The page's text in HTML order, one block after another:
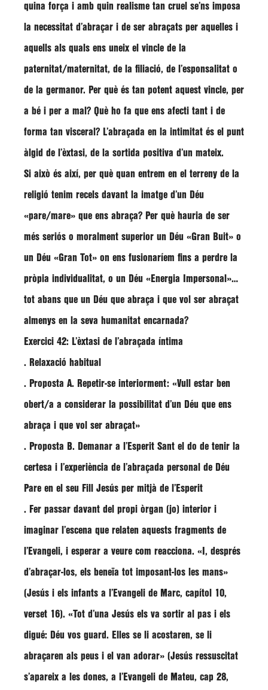
quina força i amb quin realisme tan cruel se’ns imposa
la necessitat d’abraçar i de ser abraçats per aquelles i
aquells als quals ens uneix el vincle de la
paternitat/maternitat, de la filiació, de l’esponsalitat o
de la germanor. Per què és tan potent aquest vincle, per
a bé i per a mal? Què ho fa que ens afecti tant i de
forma tan visceral? L’abraçada en la intimitat és el punt
àlgid de l’èxtasi, de la sortida positiva d’un mateix.
Si això és així, per què quan entrem en el terreny de la
religió tenim recels davant la imatge d’un Déu
«pare/mare» que ens abraça? Per què hauria de ser
més seriós o moralment superior un Déu «Gran Buit» o
un Déu «Gran Tot» on ens fusionaríem fins a perdre la
pròpia individualitat, o un Déu «Energia Impersonal»…
tot abans que un Déu que abraça i que vol ser abraçat
almenys en la seva humanitat encarnada?
Exercici 42: L’èxtasi de l’abraçada íntima
. Relaxació habitual
. Proposta A. Repetir-se interiorment: «Vull estar ben
obert/a a considerar la possibilitat d’un Déu que ens
abraça i que vol ser abraçat»
. Proposta B. Demanar a l’Esperit Sant el do de tenir la
certesa i l’experiència de l’abraçada personal de Déu
Pare en el seu Fill Jesús per mitjà de l’Esperit
. Fer passar davant del propi òrgan (jo) interior i
imaginar l’escena que relaten aquests fragments de
l’Evangeli, i esperar a veure com reacciona. «I, després
d’abraçar-los, els beneïa tot imposant-los les mans»
(Jesús i els infants a l’Evangeli de Marc, capítol 10,
verset 16). «Tot d’una Jesús els va sortir al pas i els
digué: Déu vos guard. Elles se li acostaren, se li
abraçaren als peus i el van adorar» (Jesús ressuscitat
s’apareix a les dones, a l’Evangeli de Mateu, cap 28,